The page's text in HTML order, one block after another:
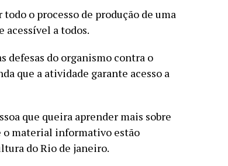
o processo de produção de uma
acessível a todos.
defesas do organismo contra o
que a atividade garante acesso a
que queira aprender mais sobre
o material informativo estão
do Rio de janeiro.